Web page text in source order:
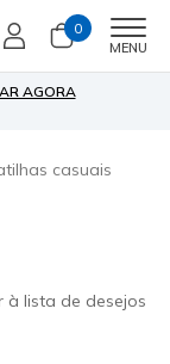
0
MENU
AGORA
casuais
à lista de desejos